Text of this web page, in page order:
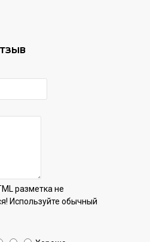
скорость движения
разметка не
Используйте обычный